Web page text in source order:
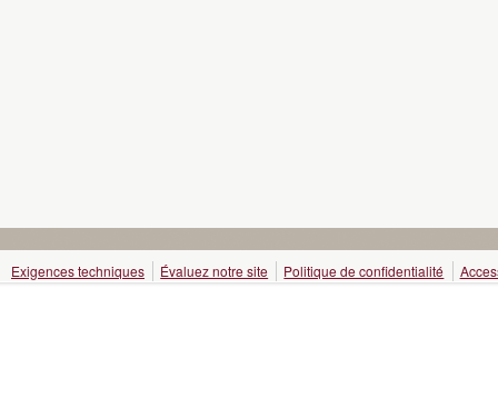
Exigences techniques Évaluez notre site Politique de confidentialité